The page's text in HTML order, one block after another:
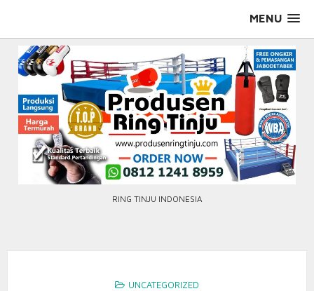
MENU
RING TINJU INDONESIA
UNCATEGORIZED